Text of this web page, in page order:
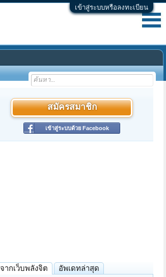
เข้าสู่ระบบหรือลงทะเบียน
สมัครสมาชิก
เข้าสู่ระบบด้วย Facebook
จากเว็บพลังจิต อัพเดทล่าสุด